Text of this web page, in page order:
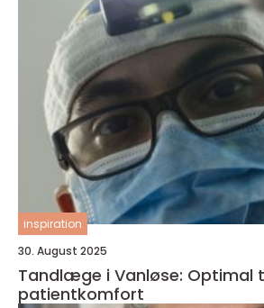
inspiration
30. August 2025
Tandlæge i Vanløse: Optimal
patientkomfort